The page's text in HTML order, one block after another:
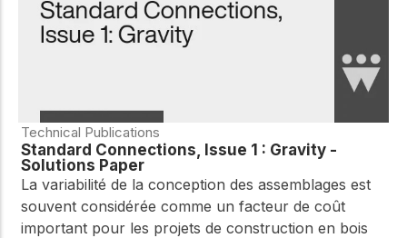
Technical Publications
Standard Connections, Issue 1 : Gravity -
Solutions Paper
La variabilité de la conception des assemblages est
souvent considérée comme un facteur de coût
important pour les projets de construction en bois